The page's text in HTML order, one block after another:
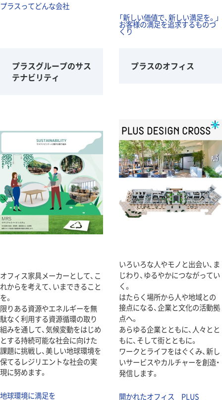
プラスってどんな会社
「新しい価値で、新しい満足を。」
お客様の満足を追求するものづ
くり
プラスグループのサス
テナビリティ
オフィス家具メーカーとして、こ
れからを考えて、いまできること
を。
限りある資源やエネルギーを無
駄なく利用する資源循環の取り
組みを通して、気候変動をはじめ
とする持続可能な社会に向けた
課題に挑戦し、美しい地球環境を
保てるレジリエントな社会の実
現に努めます。
地球環境に満足を
プラスのオフィス
いろいろな人やモノと出会い、ま
じわり、ゆるやかにつながってい
く。
はたらく場所から人や地域との
接点になる、企業と文化の活動拠
点へ。
あらゆる企業とともに、人々とと
もに、そして街とともに。
ワークとライフをはぐくみ、新し
いサービスやカルチャーを創造・
発信します。
開かれたオフィス PLUS